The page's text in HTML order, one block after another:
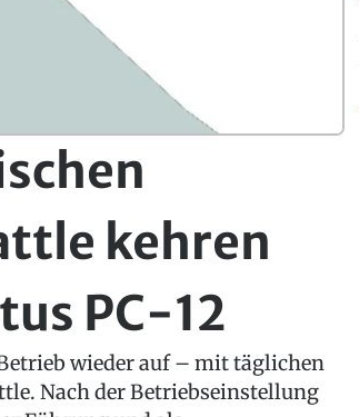
kehren
PC-12
wieder auf – mit täglichen
Nach der Betriebseinstellung